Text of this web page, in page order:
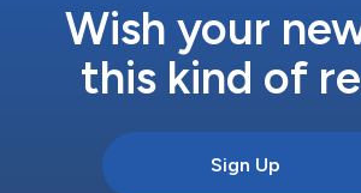
Wish your
this kind of
Sign Up